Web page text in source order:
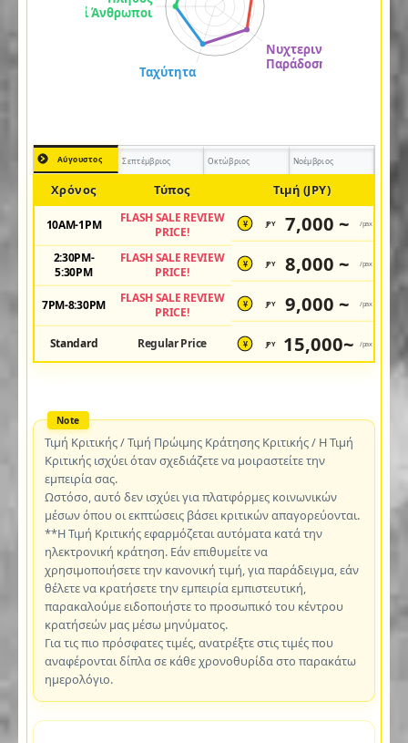
Αύγουστος Σεπτέμβριος Οκτώβριος Νοέμβριος
Χρόνος Τύπος Τιμή (JPY)
10AM-1PM
FLASH SALE REVIEW
PRICE!
¥ JPY 7,000 ~ /pax
2:30PM-
5:30PM
FLASH SALE REVIEW
PRICE!
¥ JPY 8,000 ~ /pax
7PM-8:30PM
FLASH SALE REVIEW
PRICE!
¥ JPY 9,000 ~ /pax
Standard Regular Price ¥ JPY 15,000~ /pax
Τιμή Κριτικής / Τιμή Πρώιμης Κράτησης Κριτικής / Η Τιμή
Κριτικής ισχύει όταν σχεδιάζετε να μοιραστείτε την
εμπειρία σας.
Ωστόσο, αυτό δεν ισχύει για πλατφόρμες κοινωνικών
μέσων όπου οι εκπτώσεις βάσει κριτικών απαγορεύονται.
**Η Τιμή Κριτικής εφαρμόζεται αυτόματα κατά την
ηλεκτρονική κράτηση. Εάν επιθυμείτε να
χρησιμοποιήσετε την κανονική τιμή, για παράδειγμα, εάν
θέλετε να κρατήσετε την εμπειρία εμπιστευτική,
παρακαλούμε ειδοποιήστε το προσωπικό του κέντρου
κρατήσεών μας μέσω μηνύματος.
Για τις πιο πρόσφατες τιμές, ανατρέξτε στις τιμές που
αναφέρονται δίπλα σε κάθε χρονοθυρίδα στο παρακάτω
ημερολόγιο.